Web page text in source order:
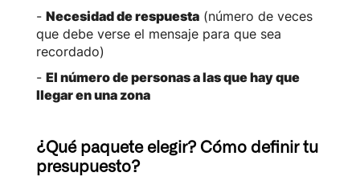
- Necesidad de respuesta(número de veces
que debe verse el mensaje para que sea
recordado)
- El número de personas a las que hay que
llegar en una zona
¿Qué paquete elegir? Cómo definir tu
presupuesto?